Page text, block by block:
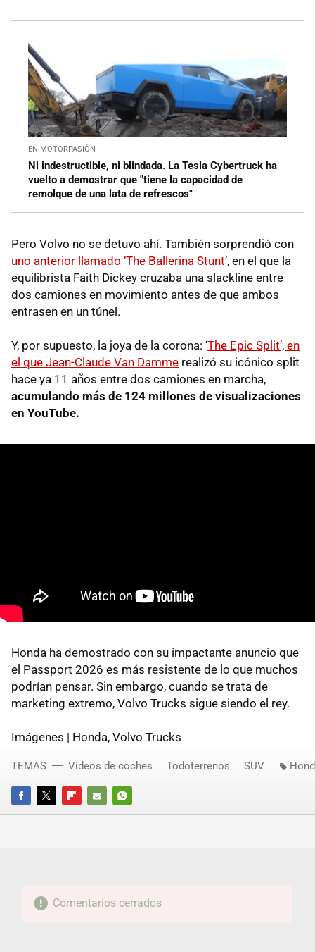
EN MOTORPASIÓN
Ni indestructible, ni blindada. La Tesla Cybertruck ha
vuelto a demostrar que "tiene la capacidad de
remolque de una lata de refrescos"
Pero Volvo no se detuvo ahí. También sorprendió con
uno anterior llamado ‘The Ballerina Stunt’, en el que la
equilibrista Faith Dickey cruzaba una slackline entre
dos camiones en movimiento antes de que ambos
entrasen en un túnel.
Y, por supuesto, la joya de la corona: ‘The Epic Split’, en
el que Jean-Claude Van Damme realizó su icónico split
hace ya 11 años entre dos camiones en marcha,
acumulando más de 124 millones de visualizaciones
en YouTube.
Honda ha demostrado con su impactante anuncio que
el Passport 2026 es más resistente de lo que muchos
podrían pensar. Sin embargo, cuando se trata de
marketing extremo, Volvo Trucks sigue siendo el rey.
Imágenes | Honda, Volvo Trucks
FACEBOOKTWITTERFLIPBOARD
E-
WHATSAPP
TEMAS Vídeos de coches Todoterrenos SUV
Comentarios cerrados